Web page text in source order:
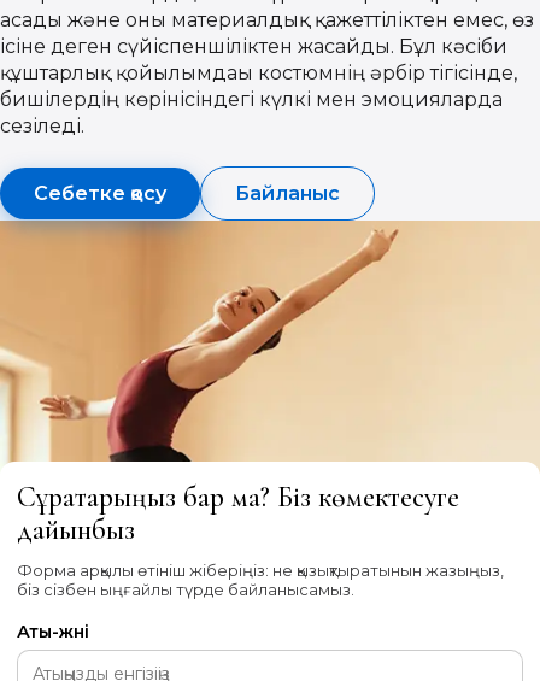
асады және оны материалдық қажеттіліктен емес, өз
ісіне деген сүйіспеншіліктен жасайды. Бұл кәсіби
құштарлық қойылымдағы костюмнің әрбір тігісінде,
бишілердің көрінісіндегі күлкі мен эмоцияларда
сезіледі.
Себетке қосу Байланыс
Сұрақтарыңыз бар ма? Біз көмектесуге
дайынбыз
Форма арқылы өтініш жіберіңіз: не қызықтыратынын жазыңыз,
біз сізбен ыңғайлы түрде байланысамыз.
Аты-жөні